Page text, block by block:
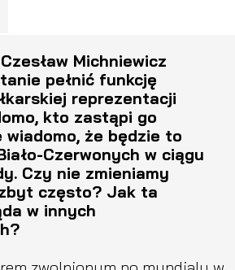
Michniewicz
pełnić funkcję
reprezentacji
kto zastąpi go
że będzie to
Czerwonych w ciągu
Czy nie zmieniamy
często? Jak ta
w innych